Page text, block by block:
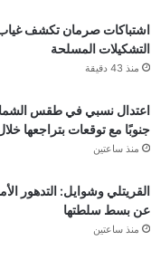
اشتباكات صرمان تكشف غياب
التشكيلات المسلحة
منذ 43 دقيقة
اعتدال نسبي في طقس
جنوبًا مع توقعات بتراجعها
منذ ساعتين
القريتلي وشوايل: التدهور
عن بسط سلطتها
منذ ساعتين